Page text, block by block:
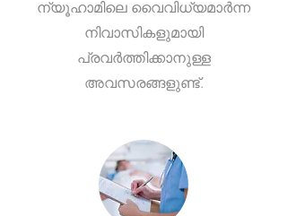
ന്യൂഹാമിലെ വൈവിധ്യമാർന്ന
നിവാസികളുമായി
പ്രവർത്തിക്കാനുള്ള
അവസരങ്ങളുണ്ട്.